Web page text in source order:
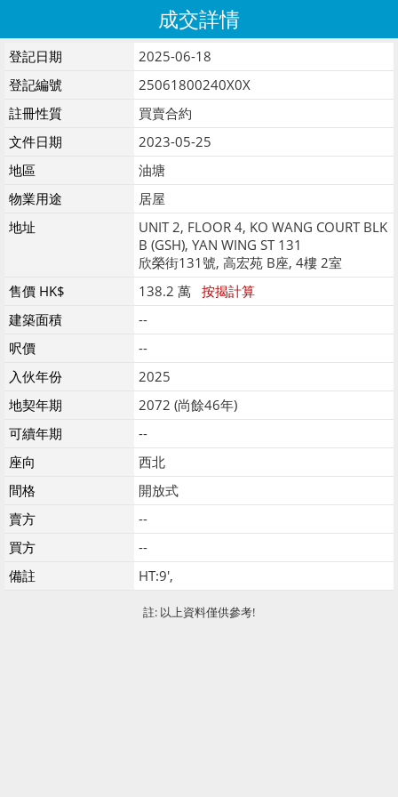
成交詳情
登記日期
2025-06-18
登記編號
25061800240X0X
註冊性質
買賣合約
文件日期
2023-05-25
地區
油塘
物業用途
居屋
地址
UNIT 2, FLOOR 4, KO WANG COURT BLK
B (GSH), YAN WING ST 131
欣榮街131號, 高宏苑 B座, 4樓 2室
售價 HK$
138.2 萬 按揭計算
建築面積
--
呎價
--
入伙年份
2025
地契年期
2072 (尚餘46年)
可續年期
--
座向
西北
間格
開放式
賣方
--
買方
--
備註
HT:9',
註: 以上資料僅供參考!